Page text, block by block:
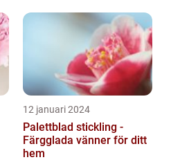
12 januari 2024
Palettblad stickling -
Färgglada vänner för ditt
hem